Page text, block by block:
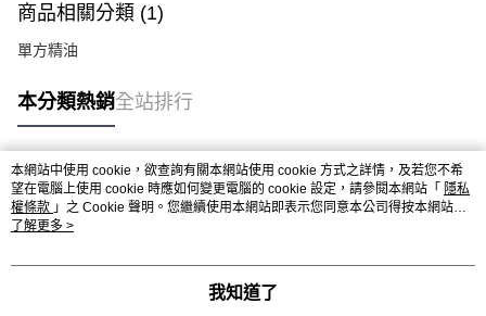
商品相關分類 (1)
單方精油
本分類熱銷全站排行
熱門標籤
本網站中使用 cookie，欲查詢有關本網站使用 cookie 方式之詳情，及若您不希
望在電腦上使用 cookie 時應如何變更電腦的 cookie 設定，請參閱本網站「 隱私
權條款 」之 Cookie 聲明。您繼續使用本網站即表示您同意本公司得按本網站使
用條款之 Cookie 聲明使用 cookie。
了解更多 >
我知道了